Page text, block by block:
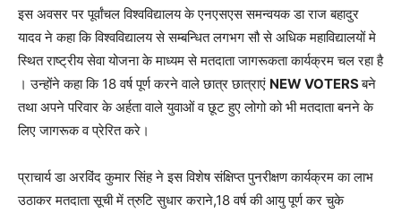
इस अवसर पर पूर्वांचल विश्वविद्यालय के एनएसएस समन्वयक डा राज बहादुर
यादव ने कहा कि विश्वविद्यालय से सम्बन्धित लगभग सौ से अधिक महाविद्यालयों मे
स्थित राष्ट्रीय सेवा योजना के माध्यम से मतदाता जागरूकता कार्यक्रम चल रहा है
। उन्होंने कहा कि 18 वर्ष पूर्ण करने वाले छात्र छात्राएं NEW VOTERSबने
तथा अपने परिवार के अर्हता वाले युवाओं व छूट हुए लोगो को भी मतदाता बनने के
लिए जागरूक व प्रेरित करे।
प्राचार्य डा अरविंद कुमार सिंह ने इस विशेष संक्षिप्त पुनरीक्षण कार्यक्रम का लाभ
उठाकर मतदाता सूची में त्रुटि सुधार कराने,18 वर्ष की आयु पूर्ण कर चुके